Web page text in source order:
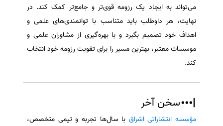
می‌تواند به ایجاد یک رزومه قوی‌تر و جامع‌تر کمک کند. در
نهایت، هر داوطلب باید متناسب با توانمندی‌های علمی و
اهداف خود تصمیم بگیرد و با بهره‌گیری از مشاوران علمی و
موسسات معتبر، بهترین مسیر را برای تقویت رزومه خود انتخاب
کند.
سخن آخر
مؤسسه انتشاراتی اشراق با سال‌ها تجربه و تیمی متخصص،